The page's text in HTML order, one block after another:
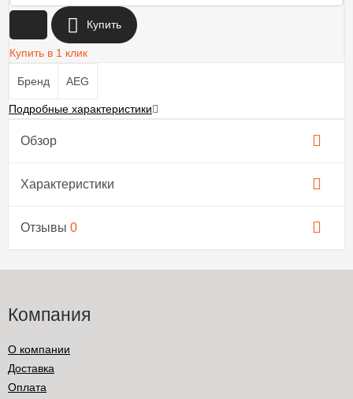
Купить
Купить в 1 клик
Бренд AEG
Подробные характеристики
Обзор
Характеристики
Отзывы 0
Компания
О компании
Доставка
Оплата